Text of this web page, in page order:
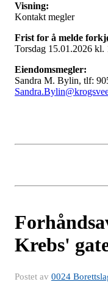
Visning:
Kontakt megler
Frist for å melde
Torsdag 15.01.2026 kl.
Eiendomsmegler:
Sandra M. Bylin, tlf:
Krebs'
Postet av 0024